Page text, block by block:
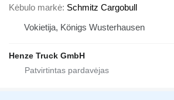
Kėbulo markė Schmitz Cargobull
Vokietija, Königs Wusterhausen
Henze Truck GmbH